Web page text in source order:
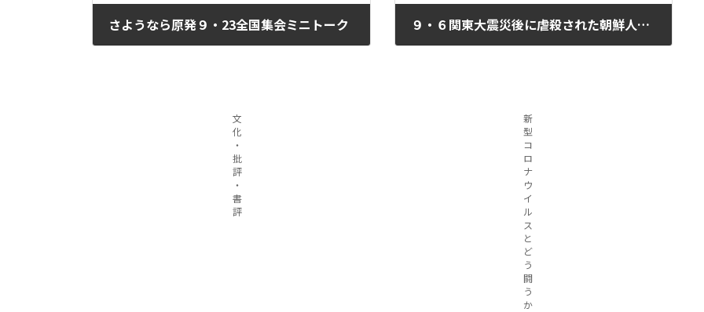
さようなら原発９・23全国集会ミニトーク ９・６関東大震災後に虐殺された朝鮮人犠牲者の追悼式
文
化
・
批
評
・
書
評
新
型
コ
ロ
ナ
ウ
イ
ル
ス
と
ど
う
闘
う
か